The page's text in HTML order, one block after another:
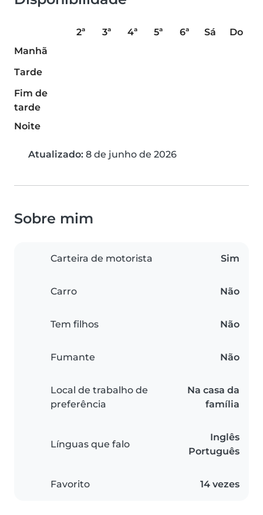
2ª 3ª 4ª 5ª 6ª Sá
Do
Manhã
Tarde
Fim de
tarde
Noite
Atualizado: 8 de junho de 2026
Sobre mim
Carteira de motorista Sim
Carro Não
Tem filhos Não
Fumante Não
Local de trabalho de
preferência
Na casa da
família
Línguas que falo
Inglês
Português
Favorito 14 vezes